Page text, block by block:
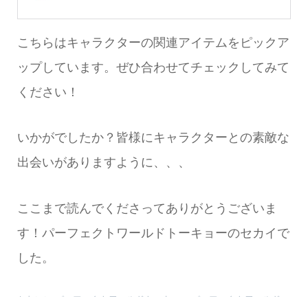
こちらはキャラクターの関連アイテムをピックア
ップしています。ぜひ合わせてチェックしてみて
ください！
いかがでしたか？皆様にキャラクターとの素敵な
出会いがありますように、、、
ここまで読んでくださってありがとうございま
す！パーフェクトワールドトーキョーのセカイで
した。